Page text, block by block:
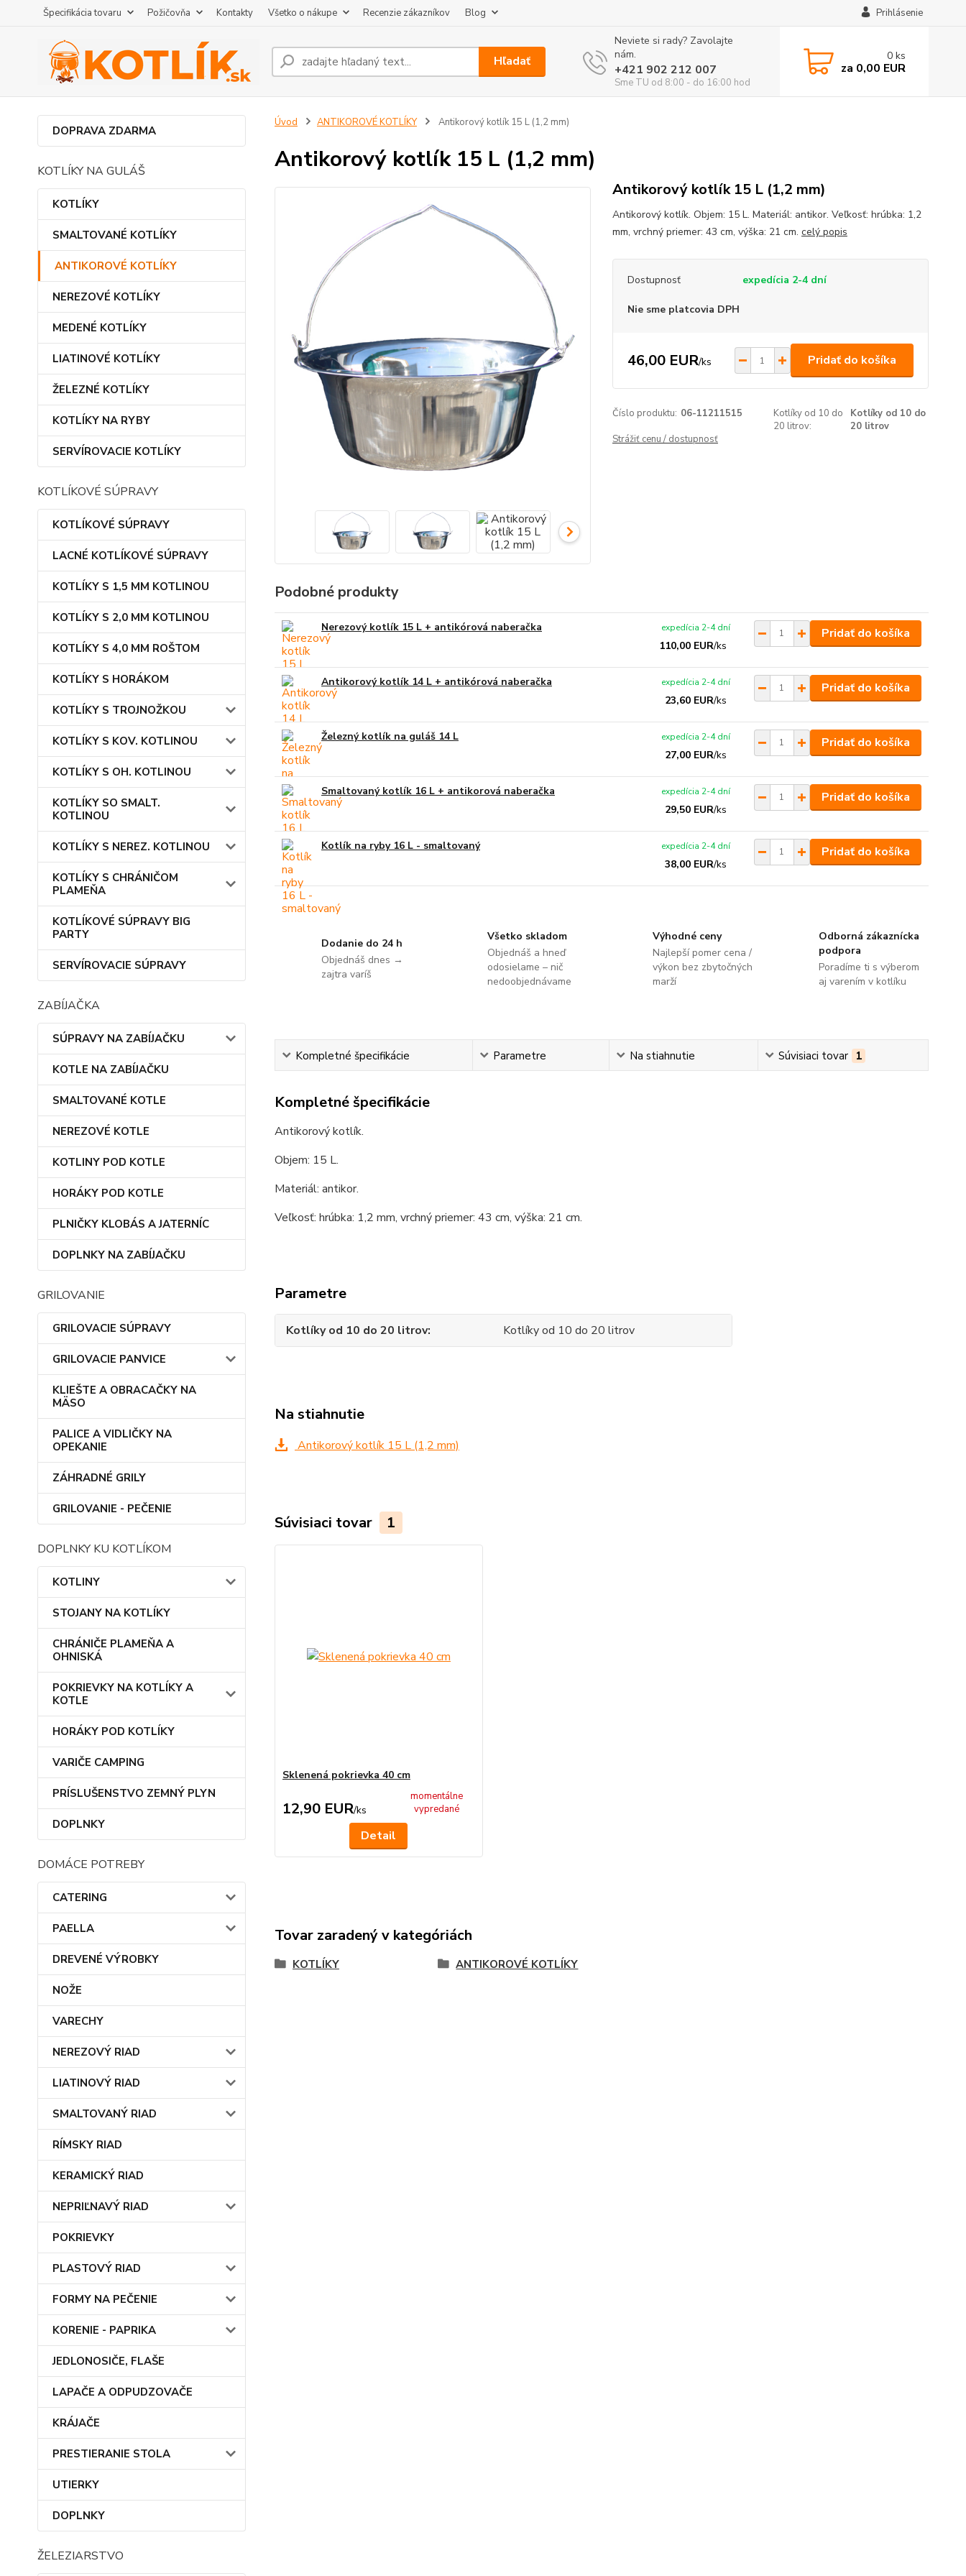
Špecifikácia tovaru Požičovňa Kontakty Všetko o nákupe Recenzie zákazníkov Blog Prihlásenie
Hľadať
Neviete si rady? Zavolajte
nám.
+421 902 212 007
Sme TU od 8:00 - do 16:00 hod
0 ks
za 0,00 EUR
DOPRAVA ZDARMA
KOTLÍKY NA GULÁŠ
KOTLÍKY
SMALTOVANÉ KOTLÍKY
ANTIKOROVÉ KOTLÍKY
NEREZOVÉ KOTLÍKY
MEDENÉ KOTLÍKY
LIATINOVÉ KOTLÍKY
ŽELEZNÉ KOTLÍKY
KOTLÍKY NA RYBY
SERVÍROVACIE KOTLÍKY
KOTLÍKOVÉ SÚPRAVY
KOTLÍKOVÉ SÚPRAVY
LACNÉ KOTLÍKOVÉ SÚPRAVY
KOTLÍKY S 1,5 MM KOTLINOU
KOTLÍKY S 2,0 MM KOTLINOU
KOTLÍKY S 4,0 MM ROŠTOM
KOTLÍKY S HORÁKOM
KOTLÍKY S TROJNOŽKOU
KOTLÍKY S KOV. KOTLINOU
KOTLÍKY S OH. KOTLINOU
KOTLÍKY SO SMALT.
KOTLINOU
KOTLÍKY S NEREZ. KOTLINOU
KOTLÍKY S CHRÁNIČOM
PLAMEŇA
KOTLÍKOVÉ SÚPRAVY BIG
PARTY
SERVÍROVACIE SÚPRAVY
ZABÍJAČKA
SÚPRAVY NA ZABÍJAČKU
KOTLE NA ZABÍJAČKU
SMALTOVANÉ KOTLE
NEREZOVÉ KOTLE
KOTLINY POD KOTLE
HORÁKY POD KOTLE
PLNIČKY KLOBÁS A JATERNÍC
DOPLNKY NA ZABÍJAČKU
GRILOVANIE
GRILOVACIE SÚPRAVY
GRILOVACIE PANVICE
KLIEŠTE A OBRACAČKY NA
MÄSO
PALICE A VIDLIČKY NA
OPEKANIE
ZÁHRADNÉ GRILY
GRILOVANIE - PEČENIE
DOPLNKY KU KOTLÍKOM
KOTLINY
STOJANY NA KOTLÍKY
CHRÁNIČE PLAMEŇA A
OHNISKÁ
POKRIEVKY NA KOTLÍKY A
KOTLE
HORÁKY POD KOTLÍKY
VARIČE CAMPING
PRÍSLUŠENSTVO ZEMNÝ PLYN
DOPLNKY
DOMÁCE POTREBY
CATERING
PAELLA
DREVENÉ VÝROBKY
NOŽE
VARECHY
NEREZOVÝ RIAD
LIATINOVÝ RIAD
SMALTOVANÝ RIAD
RÍMSKY RIAD
KERAMICKÝ RIAD
NEPRIĽNAVÝ RIAD
POKRIEVKY
PLASTOVÝ RIAD
FORMY NA PEČENIE
KORENIE - PAPRIKA
JEDLONOSIČE, FLAŠE
LAPAČE A ODPUDZOVAČE
KRÁJAČE
PRESTIERANIE STOLA
UTIERKY
DOPLNKY
ŽELEZIARSTVO
Úvod ANTIKOROVÉ KOTLÍKY Antikorový kotlík 15 L (1,2 mm)
Antikorový kotlík 15 L (1,2 mm)
Antikorový kotlík 15 L (1,2 mm)
Antikorový kotlík. Objem: 15 L. Materiál: antikor. Veľkosť: hrúbka: 1,2
mm, vrchný priemer: 43 cm, výška: 21 cm. celý popis
Dostupnosť expedícia 2-4 dní
Nie sme platcovia DPH
46,00 EUR/ks Pridať do košíka
Číslo produktu: 06-11211515
Kotlíky od 10 do
20 litrov:
Kotlíky od 10 do
20 litrov
Strážiť cenu / dostupnosť
Podobné produkty
Nerezový kotlík 15 L + antikórová naberačka
110,00 EUR/ks
expedícia 2-4 dní Pridať do košíka
Antikorový kotlík 14 L + antikórová naberačka
23,60 EUR/ks
expedícia 2-4 dní Pridať do košíka
Železný kotlík na guláš 14 L
27,00 EUR/ks
expedícia 2-4 dní Pridať do košíka
Smaltovaný kotlík 16 L + antikorová naberačka
29,50 EUR/ks
expedícia 2-4 dní Pridať do košíka
Kotlík na ryby 16 L - smaltovaný
38,00 EUR/ks
expedícia 2-4 dní Pridať do košíka
Dodanie do 24 h
Objednáš dnes →
zajtra varíš
Všetko skladom
Objednáš a hneď
odosielame – nič
nedoobjednávame
Výhodné ceny
Najlepší pomer cena /
výkon bez zbytočných
marží
Odborná zákaznícka
podpora
Poradíme ti s výberom
aj varením v kotlíku
Kompletné špecifikácie Parametre Na stiahnutie Súvisiaci tovar 1
Kompletné špecifikácie
Antikorový kotlík.
Objem: 15 L.
Materiál: antikor.
Veľkosť: hrúbka: 1,2 mm, vrchný priemer: 43 cm, výška: 21 cm.
Parametre
Kotlíky od 10 do 20 litrov Kotlíky od 10 do 20 litrov
Na stiahnutie
Antikorový kotlík 15 L (1,2 mm)
Súvisiaci tovar 1
Sklenená pokrievka 40 cm
12,90 EUR/ks
momentálne
vypredané
Detail
Tovar zaradený v kategóriách
KOTLÍKY ANTIKOROVÉ KOTLÍKY